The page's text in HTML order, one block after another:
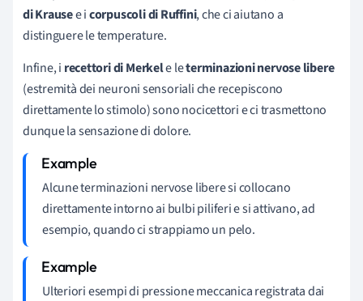
di Krausee icorpuscoli di Ruffini, che ci aiutano a
distinguere le temperature.
Infine, i recettori di Merkele leterminazioni nervose libere
(estremità dei neuroni sensoriali che recepiscono
direttamente lo stimolo) sono nocicettori e ci trasmettono
dunque la sensazione di dolore.
Alcune terminazioni nervose libere si collocano
direttamente intorno ai bulbi piliferi e si attivano, ad
esempio, quando ci strappiamo un pelo.
Ulteriori esempi di pressione meccanica registrata dai